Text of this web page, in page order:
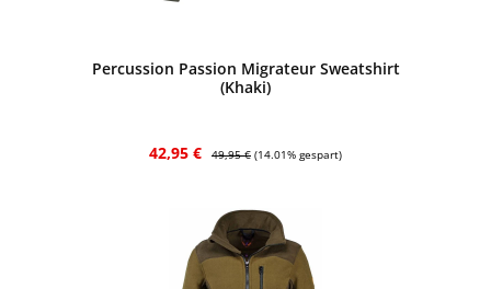
Percussion Passion Migrateur Sweatshirt
(Khaki)
Verkaufspreis:
42,95 € Regulärer Preis:
49,95 € (14.01% gespart)